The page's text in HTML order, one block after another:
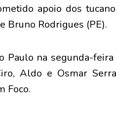
apoio dos
Bruno Rodrigues (PE).
Paulo na segunda-
Aldo e Osmar
Foco.